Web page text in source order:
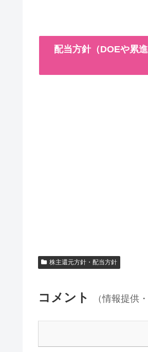
配当方針（DOEや累
株主還元方針・配当方針
コメント （情報提供